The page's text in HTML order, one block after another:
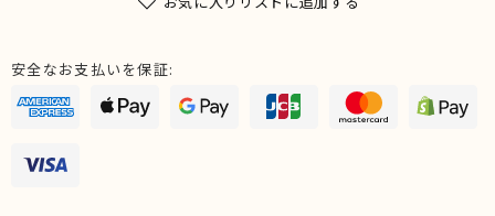
安全なお支払いを保証: